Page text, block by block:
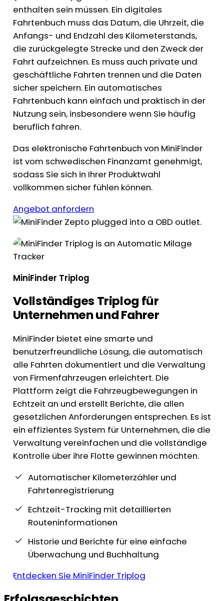
enthalten sein müssen. Ein digitales
Fahrtenbuch muss das Datum, die Uhrzeit, die
Anfangs- und Endzahl des Kilometerstands,
die zurückgelegte Strecke und den Zweck der
Fahrt aufzeichnen. Es muss auch private und
geschäftliche Fahrten trennen und die Daten
sicher speichern. Ein automatisches
Fahrtenbuch kann einfach und praktisch in der
Nutzung sein, insbesondere wenn Sie häufig
beruflich fahren.
Das elektronische Fahrtenbuch von MiniFinder
ist vom schwedischen Finanzamt genehmigt,
sodass Sie sich in Ihrer Produktwahl
vollkommen sicher fühlen können.
Angebot anfordern
MiniFinder Triplog
Vollständiges Triplog für
Unternehmen und Fahrer
MiniFinder bietet eine smarte und
benutzerfreundliche Lösung, die automatisch
alle Fahrten dokumentiert und die Verwaltung
von Firmenfahrzeugen erleichtert. Die
Plattform zeigt die Fahrzeugbewegungen in
Echtzeit an und erstellt Berichte, die allen
gesetzlichen Anforderungen entsprechen. Es ist
ein effizientes System für Unternehmen, die die
Verwaltung vereinfachen und die vollständige
Kontrolle über ihre Flotte gewinnen möchten.
Automatischer Kilometerzähler und
Fahrtenregistrierung
Echtzeit-Tracking mit detaillierten
Routeninformationen
Historie und Berichte für eine einfache
Überwachung und Buchhaltung
Entdecken Sie MiniFinder Triplog